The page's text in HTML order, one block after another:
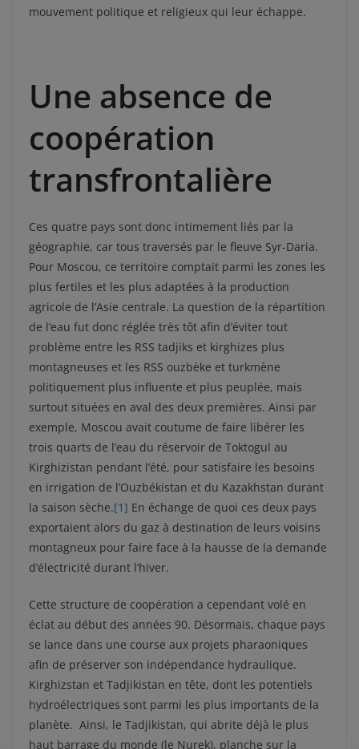
mouvement politique et religieux qui leur échappe.
Une absence de
coopération
transfrontalière
Ces quatre pays sont donc intimement liés par la
géographie, car tous traversés par le fleuve Syr-Daria.
Pour Moscou, ce territoire comptait parmi les zones les
plus fertiles et les plus adaptées à la production
agricole de l’Asie centrale. La question de la répartition
de l’eau fut donc réglée très tôt afin d’éviter tout
problème entre les RSS tadjiks et kirghizes plus
montagneuses et les RSS ouzbèke et turkmène
politiquement plus influente et plus peuplée, mais
surtout situées en aval des deux premières. Ainsi par
exemple, Moscou avait coutume de faire libérer les
trois quarts de l’eau du réservoir de Toktogul au
Kirghizistan pendant l’été, pour satisfaire les besoins
en irrigation de l’Ouzbékistan et du Kazakhstan durant
la saison sèche.[1] En échange de quoi ces deux pays
exportaient alors du gaz à destination de leurs voisins
montagneux pour faire face à la hausse de la demande
d’électricité durant l’hiver.
Cette structure de coopération a cependant volé en
éclat au début des années 90. Désormais, chaque pays
se lance dans une course aux projets pharaoniques
afin de préserver son indépendance hydraulique.
Kirghizstan et Tadjikistan en tête, dont les potentiels
hydroélectriques sont parmi les plus importants de la
planète. Ainsi, le Tadjikistan, qui abrite déjà le plus
haut barrage du monde (le Nurek), planche sur la